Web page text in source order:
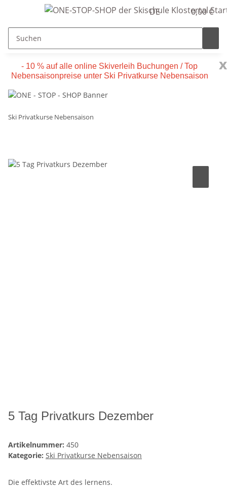
DE 0,00 €
x
- 10 % auf alle online Skiverleih Buchungen / Top
Nebensaisonpreise unter Ski Privatkurse Nebensaison
Ski Privatkurse Nebensaison
5 Tag Privatkurs Dezember
Artikelnummer: 450
Kategorie: Ski Privatkurse Nebensaison
Die effektivste Art des lernens.